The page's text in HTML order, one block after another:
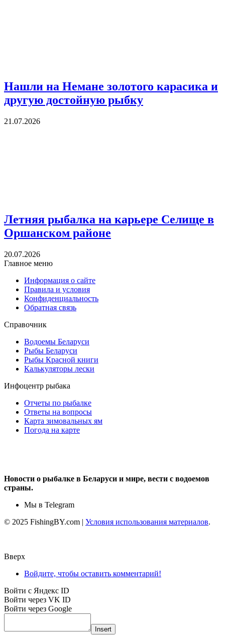
Нашли на Немане золотого карасика и
другую достойную рыбку
21.07.2026
Летняя рыбалка на карьере Селище в
Оршанском районе
20.07.2026
Главное меню
Информация о сайте
Правила и условия
Конфиденциальность
Обратная связь
Справочник
Водоемы Беларуси
Рыбы Беларуси
Рыбы Красной книги
Калькуляторы лески
Инфоцентр рыбака
Отчеты по рыбалке
Ответы на вопросы
Карта зимовальных ям
Погода на карте
Новости о рыбалке в Беларуси и мире, вести с водоемов
страны.
Мы в Telegram
© 2025 FishingBY.com | Условия использования материалов.
Вверх
Войдите, чтобы оставить комментарий!
Войти с Яндекс ID
Войти через VK ID
Войти через Google
Insert